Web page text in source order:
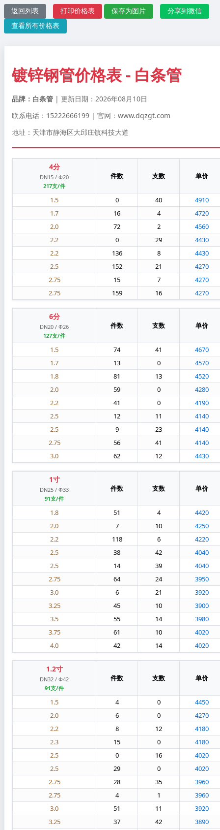
返回列表 打印价格表 保存为图片
分享到微信
查看所有价格表
镀锌钢管价格表 - 白条管
品牌：白条管 | 更新日期：2026年08月10日
联系电话：15222666199 | 官网：www.dqzgt.com
地址：天津市静海区大邱庄镇科技大道
4分
DN15 / Φ20
217支/件
件数 支数 单价
1.5 0 40
4910
1.7
16 4
4720
2.0
72 2
4560
2.2
0 29
4430
2.2
136 8
4430
2.5
152 21
4270
2.75
15 7
4270
2.75
159 16 4270
6分
DN20 / Φ26
127支/件
件数 支数 单价
1.5 74 41
4670
1.7
13 0
4570
1.8
81 13
4520
2.0
59 0
4280
2.2
41 0
4190
2.5
12 11
4140
2.5
9 23
4140
2.75
56 41
4140
3.0
62 12 4430
1寸
DN25 / Φ33
91支/件
件数 支数 单价
1.8 51 4
4420
2.0
7 10
4250
2.2
118 6
4220
2.5
38 42
4040
2.5
14 39
4040
2.75
64 24
3950
3.0
6 21
3920
3.25
45 10
3900
3.5
55 14
3980
3.75
61 10
4020
4.0
42 14 4020
1.2寸
DN32 / Φ42
91支/件
件数 支数 单价
1.5 4 0
4450
2.0
6 0
4270
2.2
8 12
4180
2.3
15 0
4180
2.5
0 16
4020
2.5
29 0
4020
2.75
28 35
3960
2.75
4 1
3960
3.0
51 11
3920
3.25
37 42
3890